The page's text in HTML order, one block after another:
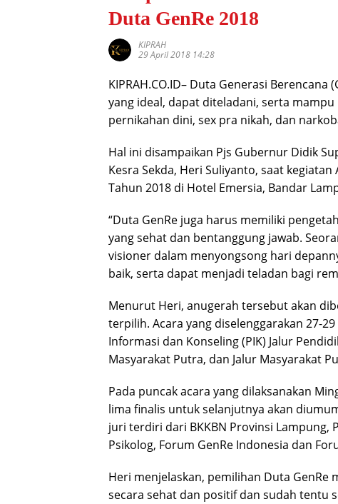
Duta GenRe 2018
KIPRAH
29 April 2018 14:28
KIPRAH.CO.ID– Duta Generasi
yang ideal, dapat diteladani, serta
pernikahan dini, sex pra nikah, dan
Hal ini disampaikan Pjs Gubernur Didik
Kesra Sekda, Heri Suliyanto, saat
Tahun 2018 di Hotel Emersia, Bandar
“Duta GenRe juga harus memiliki
yang sehat dan bentanggung jawab.
visioner dalam menyongsong hari
baik, serta dapat menjadi teladan bagi
Menurut Heri, anugerah tersebut akan
terpilih. Acara yang diselenggarakan 27-
Informasi dan Konseling (PIK) Jalur
Masyarakat Putra, dan Jalur Masyarakat
Pada puncak acara yang dilaksanakan
lima finalis untuk selanjutnya akan
juri terdiri dari BKKBN Provinsi Lampung,
Psikolog, Forum GenRe Indonesia dan
Heri menjelaskan, pemilihan Duta
secara sehat dan positif dan sudah tentu